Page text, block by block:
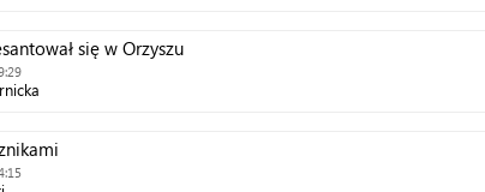
się w Orzyszu